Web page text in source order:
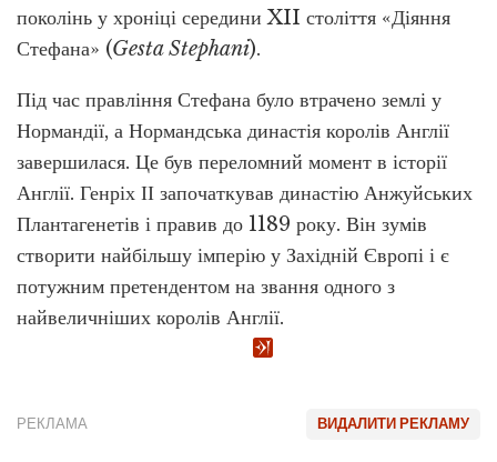
поколінь у хроніці середини XII століття «Діяння
Стефана» (Gesta Stephani).
Під час правління Стефана було втрачено землі у
Нормандії, а Нормандська династія королів Англії
завершилася. Це був переломний момент в історії
Англії. Генріх ІІ започаткував династію Анжуйських
Плантагенетів і правив до 1189 року. Він зумів
створити найбільшу імперію у Західній Європі і є
потужним претендентом на звання одного з
найвеличніших королів Англії.
ВИДАЛИТИ РЕКЛАМУ
РЕКЛАМА